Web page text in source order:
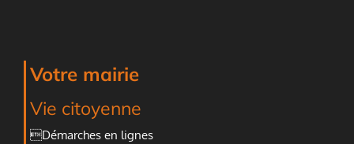
Votre mairie
Vie citoyenne
Démarches en lignes